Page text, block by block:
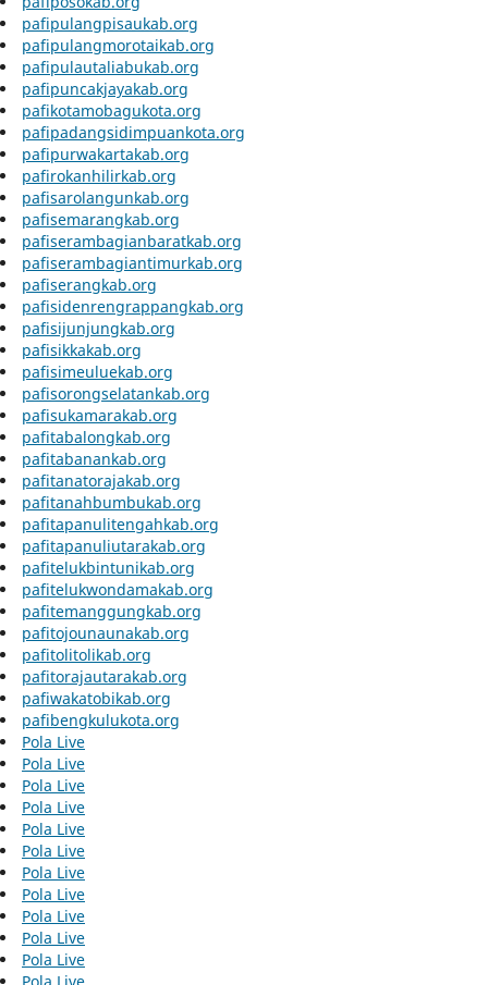
pafipulangpisaukab.org
pafipulangmorotaikab.org
pafipulautaliabukab.org
pafipuncakjayakab.org
pafikotamobagukota.org
pafipadangsidimpuankota.org
pafipurwakartakab.org
pafirokanhilirkab.org
pafisarolangunkab.org
pafisemarangkab.org
pafiserambagianbaratkab.org
pafiserambagiantimurkab.org
pafiserangkab.org
pafisidenrengrappangkab.org
pafisijunjungkab.org
pafisikkakab.org
pafisimeuluekab.org
pafisorongselatankab.org
pafisukamarakab.org
pafitabalongkab.org
pafitabanankab.org
pafitanatorajakab.org
pafitanahbumbukab.org
pafitapanulitengahkab.org
pafitapanuliutarakab.org
pafitelukbintunikab.org
pafitelukwondamakab.org
pafitemanggungkab.org
pafitojounaunakab.org
pafitolitolikab.org
pafitorajautarakab.org
pafiwakatobikab.org
pafibengkulukota.org
Pola Live
Pola Live
Pola Live
Pola Live
Pola Live
Pola Live
Pola Live
Pola Live
Pola Live
Pola Live
Pola Live